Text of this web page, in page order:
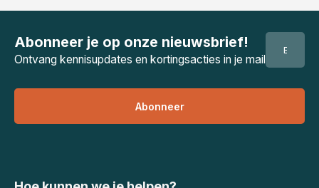
Abonneer je op onze nieuwsbrief!
Ontvang kennisupdates en kortingsacties in je mail
Abonneer